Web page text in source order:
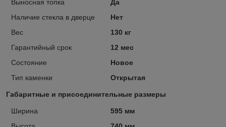
Выносная топка
Да
Наличие стекла в дверце
Нет
Вес
130 кг
Гарантийный срок
12 мес
Состояние
Новое
Тип каменки
Открытая
Габаритные и присоединительные размеры
Ширина
595 мм